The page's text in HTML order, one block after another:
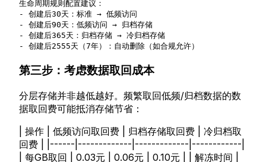
生命周期规则配置建议：
- 创建后30天：标准 → 低频访问
- 创建后90天：低频访问 → 归档存储
- 创建后365天：归档存储 → 冷归档存储
第三步：考虑数据取回成本
分层存储并非越低越好。频繁取回低频/归档数据的数
据取回费可能抵消存储节省：
| 操作 | 低频访问取回费 | 归档存储取回费 | 冷归档取
回费 | |------|-------------|-------------|------------|
| 每GB取回 | 0.03元 | 0.06元 | 0.10元 | | 解冻时间 |